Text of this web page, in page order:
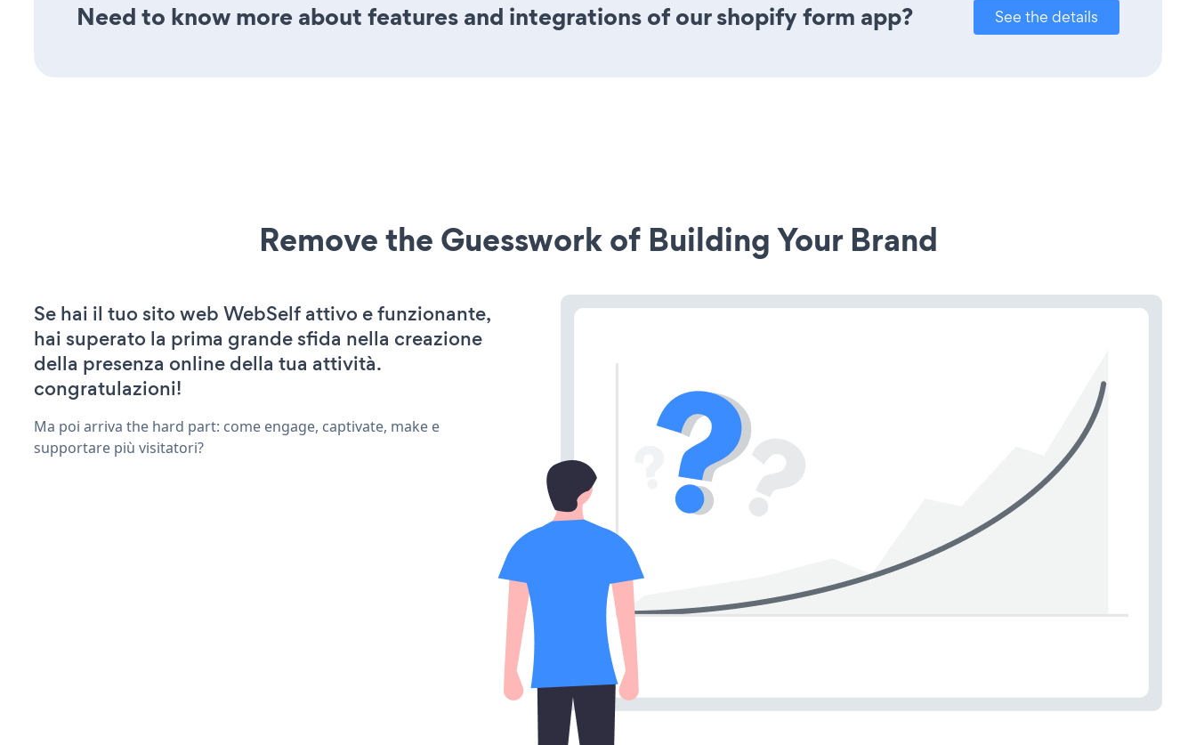
Need to know more about features and integrations of our shopify form app? See the details
Remove the Guesswork of Building Your Brand
Se hai il tuo sito web WebSelf attivo e funzionante,
hai superato la prima grande sfida nella creazione
della presenza online della tua attività.
congratulazioni!
Ma poi arriva the hard part: come engage, captivate, make e
supportare più visitatori?